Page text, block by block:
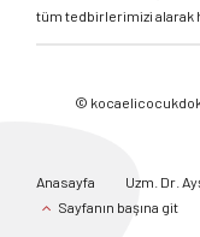
tüm tedbirlerimizi alarak
©
Anasayfa Uzm. Dr.
Sayfanın başına git